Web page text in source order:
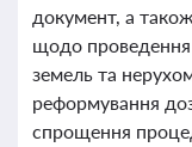
документ, а
щодо проведення
земель та
реформування
спрощення